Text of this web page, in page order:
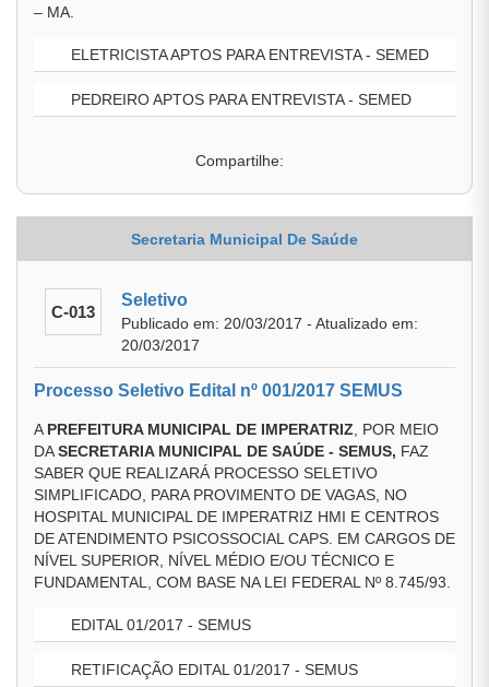
– MA.
ELETRICISTA APTOS PARA ENTREVISTA - SEMED
PEDREIRO APTOS PARA ENTREVISTA - SEMED
Compartilhe:
Secretaria Municipal De Saúde
C-013
Seletivo
Publicado em: 20/03/2017 - Atualizado em:
20/03/2017
Processo Seletivo Edital nº 001/2017 SEMUS
A PREFEITURA MUNICIPAL DE IMPERATRIZ , POR MEIO
DASECRETARIA MUNICIPAL DE SAÚDE - SEMUS, FAZ
SABER QUE REALIZARÁ PROCESSO SELETIVO
SIMPLIFICADO, PARA PROVIMENTO DE VAGAS, NO
HOSPITAL MUNICIPAL DE IMPERATRIZ HMI E CENTROS
DE ATENDIMENTO PSICOSSOCIAL CAPS. EM CARGOS DE
NÍVEL SUPERIOR, NÍVEL MÉDIO E/OU TÉCNICO E
FUNDAMENTAL, COM BASE NA LEI FEDERAL Nº 8.745/93.
EDITAL 01/2017 - SEMUS
RETIFICAÇÃO EDITAL 01/2017 - SEMUS